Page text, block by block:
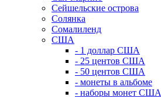
Сейшельские острова
Солянка
Сомалиленд
США
- 1 доллар США
- 25 центов США
- 50 центов США
- монеты в альбоме
- наборы монет США